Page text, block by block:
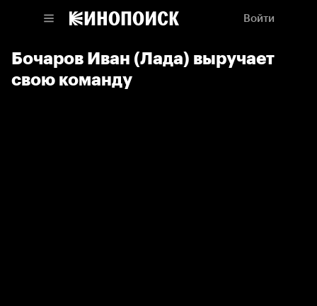
Войти
Бочаров Иван (Лада) выручает
свою команду